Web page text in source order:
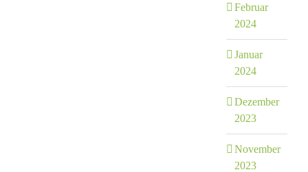
Februar
2024
Januar
2024
Dezember
2023
November
2023